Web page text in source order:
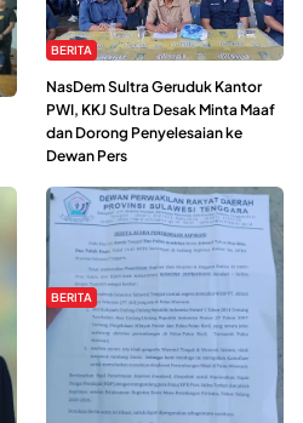
BERITA
NasDem Sultra Geruduk Kantor
PWI, KKJ Sultra Desak Minta Maaf
dan Dorong Penyelesaian ke
Dewan Pers
BERITA
Hipmawani Bersama DPRD Sultra
Sepakati RDP Perihal IUP
Pertambangan di Pulau Wawonii